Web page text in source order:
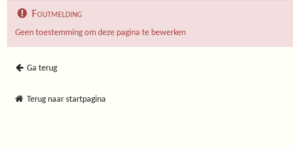
Foutmelding
Geen toestemming om deze pagina te bewerken
Ga terug
Terug naar startpagina